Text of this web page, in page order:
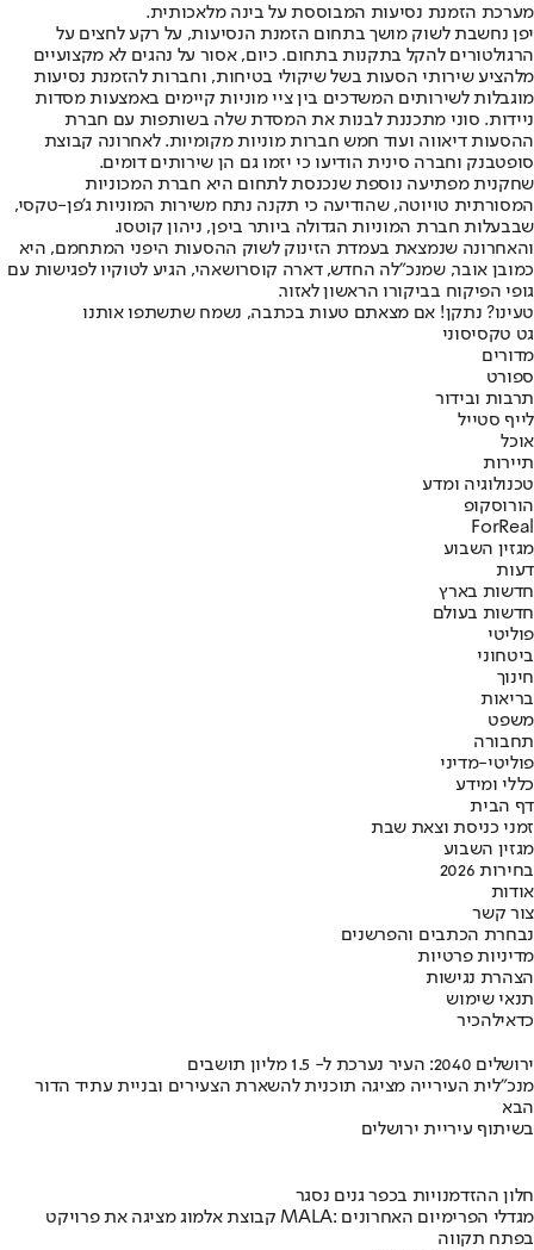
מערכת הזמנת נסיעות המבוססת על בינה מלאכותית.
יפן נחשבת לשוק מושך בתחום הזמנת הנסיעות, על רקע לחצים על
הרגולטורים להקל בתקנות בתחום. כיום, אסור על נהגים לא מקצועיים
מלהציע שירותי הסעות בשל שיקולי בטיחות, וחברות להזמנת נסיעות
מוגבלות לשירותים המשדכים בין ציי מוניות קיימים באמצעות מסדות
ניידות. סוני מתכננת לבנות את המסדת שלה בשותפות עם חברת
ההסעות דיאווה ועוד חמש חברות מוניות מקומיות. לאחרונה קבוצת
סופטבנק וחברה סינית הודיעו כי יזמו גם הן שירותים דומים.
שחקנית מפתיעה נוספת שנכנסת לתחום היא חברת המכוניות
המסורתית טויוטה, שהודיעה כי תקנה נתח משירות המוניות ג'פן-טקסי,
שבבעלות חברת המוניות הגדולה ביותר ביפן, ניהון קוטסו.
והאחרונה שנמצאת בעמדת הזינוק לשוק ההסעות היפני המתחמם, היא
כמובן אובר, שמנכ"לה החדש, דארה קוסרושאהי, הגיע לטוקיו לפגישות עם
גופי הפיקוח בביקורו הראשון לאזור.
טעינו? נתקן! אם מצאתם טעות בכתבה, נשמח שתשתפו אותנו
גט טקסיסוני
מדורים
ספורט
תרבות ובידור
לייף סטייל
אוכל
תיירות
טכנולוגיה ומדע
הורוסקופ
ForReal
מגזין השבוע
דעות
חדשות בארץ
חדשות בעולם
פוליטי
ביטחוני
חינוך
בריאות
משפט
תחבורה
פוליטי-מדיני
כללי ומידע
דף הבית
זמני כניסת וצאת שבת
מגזין השבוע
בחירות 2026
אודות
צור קשר
נבחרת הכתבים והפרשנים
מדיניות פרטיות
הצהרת נגישות
תנאי שימוש
כדאילהכיר
ירושלים 2040: העיר נערכת ל- 1.5 מליון תושבים
מנכ"לית העירייה מציגה תוכנית להשארת הצעירים ובניית עתיד הדור
הבא
בשיתוף עיריית ירושלים
חלון ההזדמנויות בכפר גנים נסגר
קבוצת אלמוג מציגה את פרויקט MALA: מגדלי הפרימיום האחרונים
בפתח תקווה